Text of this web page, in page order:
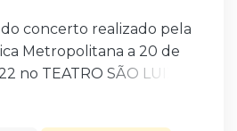
concerto realizado pela
Metropolitana a 20 de
no TEATRO SÃO LUIZ
da Temporada